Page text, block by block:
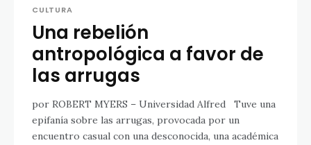
CULTURA
Una rebelión
antropológica a favor de
las arrugas
por ROBERT MYERS – Universidad Alfred Tuve una
epifanía sobre las arrugas, provocada por un
encuentro casual con una desconocida, una académica